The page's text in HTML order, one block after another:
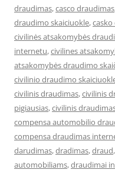
draudimas,casco draudimas
draudimo skaiciuokle,
civilinės atsakomybės
internetu,civilines
atsakomybės draudimo
civilinio draudimo
civilinis draudimas,civilinis
pigiausias,civilinis
compensa automobilio
compensa draudimas
darudimas,dradimas,draud,
automobiliams,draudimai